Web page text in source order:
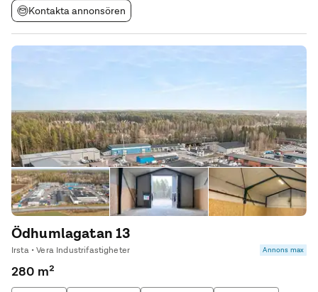
Kontakta annonsören
Ödhumlagatan 13
Irsta • Vera Industrifastigheter Annons max
280 m²